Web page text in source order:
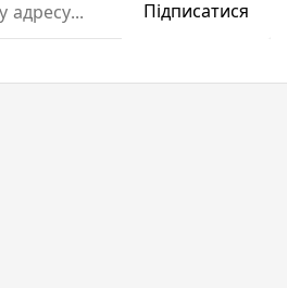
Підписатися